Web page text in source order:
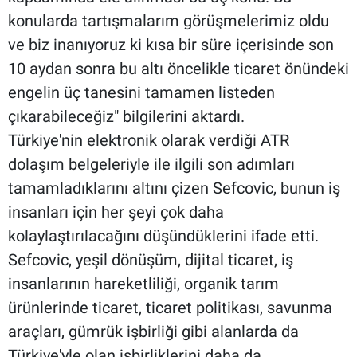
konularda tartışmalarım görüşmelerimiz oldu
ve biz inanıyoruz ki kısa bir süre içerisinde son
10 aydan sonra bu altı öncelikle ticaret önündeki
engelin üç tanesini tamamen listeden
çıkarabileceğiz" bilgilerini aktardı.
Türkiye'nin elektronik olarak verdiği ATR
dolaşım belgeleriyle ile ilgili son adımları
tamamladıklarını altını çizen Sefcovic, bunun iş
insanları için her şeyi çok daha
kolaylaştırılacağını düşündüklerini ifade etti.
Sefcovic, yeşil dönüşüm, dijital ticaret, iş
insanlarının hareketliliği, organik tarım
ürünlerinde ticaret, ticaret politikası, savunma
araçları, gümrük işbirliği gibi alanlarda da